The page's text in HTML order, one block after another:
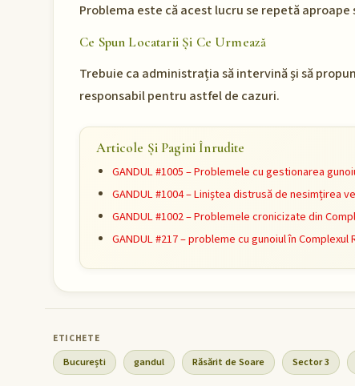
Problema este că acest lucru se repetă
Ce Spun Locatarii Și Ce Urmează
Trebuie ca administrația să intervină și să
responsabil pentru astfel de cazuri.
Articole Și Pagini Înrudite
GANDUL #1005 – Problemele cu gestionarea
GANDUL #1004 – Liniștea distrusă de nesimțirea
GANDUL #1002 – Problemele cronicizate din
GANDUL #217 – probleme cu gunoiul în
București gandul Răsărit de Soare Sector 3